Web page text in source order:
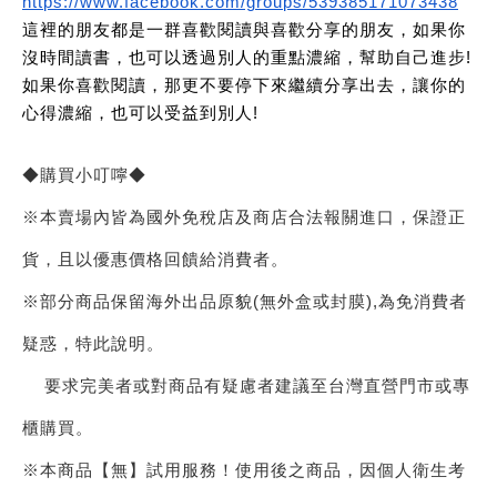
這裡的朋友都是一群喜歡閱讀與喜歡分享的朋友，如果你
沒時間讀書，也可以透過別人的重點濃縮，幫助自己進步!
如果你喜歡閱讀，那更不要停下來繼續分享出去，讓你的
心得濃縮，也可以受益到別人!
◆購買小叮嚀◆
※本賣場內皆為國外免稅店及商店合法報關進口，保證正
貨，且以優惠價格回饋給消費者。
※部分商品保留海外出品原貌(無外盒或封膜),為免消費者
疑惑，特此說明。
要求完美者或對商品有疑慮者建議至台灣直營門市或專
櫃購買。
※本商品【無】試用服務！使用後之商品，因個人衛生考